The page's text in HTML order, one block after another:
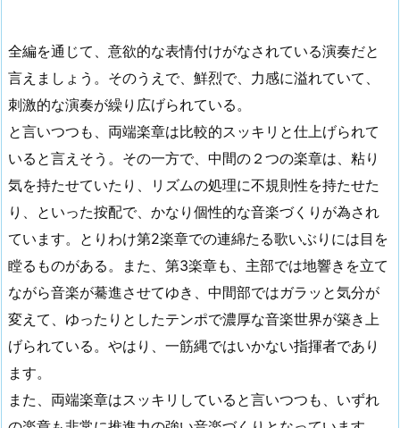
全編を通じて、意欲的な表情付けがなされている演奏だと
言えましょう。そのうえで、鮮烈で、力感に溢れていて、
刺激的な演奏が繰り広げられている。
と言いつつも、両端楽章は比較的スッキリと仕上げられて
いると言えそう。その一方で、中間の２つの楽章は、粘り
気を持たせていたり、リズムの処理に不規則性を持たせた
り、といった按配で、かなり個性的な音楽づくりが為され
ています。とりわけ第2楽章での連綿たる歌いぶりには目を
瞠るものがある。また、第3楽章も、主部では地響きを立て
ながら音楽が驀進させてゆき、中間部ではガラッと気分が
変えて、ゆったりとしたテンポで濃厚な音楽世界が築き上
げられている。やはり、一筋縄ではいかない指揮者であり
ます。
また、両端楽章はスッキリしていると言いつつも、いずれ